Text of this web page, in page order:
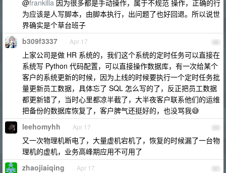
@frankilla 因为很多都是手动操作，属于不规范 操作，正确的行
为应该是人写脚本，由脚本执行，出问题了也好回退。所以说世
界确实是个草台班子
88
b309f3337 Apr 17
上家公司是做 HR 系统的，我们这个系统的定时任务可以直接在
系统写 Python 代码配置，可以直接操作数据库，有一次给某个
客户的系统更新的时候，因为上线的时候要执行一个定时任务批
量更新员工数据，具体忘了 SQL 怎么写的了，反正把员工数据
都更新错了，当时心里都凉半截了，大半夜客户联系他们的运维
把备份的数据库恢复了，客户脾气还挺好的，也没骂我😅
89
leehomyhh Apr 17
又一次物理机断电了，大量虚机宕机了，恢复的时候漏了一台物
理机的虚机，业务高峰期应用不可用了
90
zhaojiaiqing Apr 17